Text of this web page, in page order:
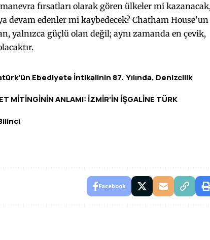
fırsatları olarak gören ülkeler mi kazanacak,
edenler mi kaybedecek? Chatham House’un
yalnızca güçlü olan değil; aynı zamanda en çevik,
Ebediyete İntikalinin 87. Yılında, Denizcilik
MİTİNGİNİN ANLAMI: İZMİR’İN İŞGALİNE TÜRK
Facebook